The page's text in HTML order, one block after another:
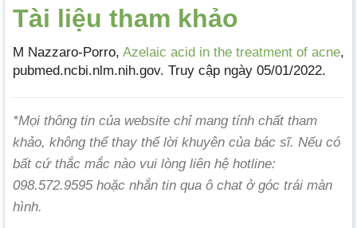
Tài liệu tham khảo
M Nazzaro-Porro, Azelaic acid in the treatment of acne,
pubmed.ncbi.nlm.nih.gov. Truy cập ngày 05/01/2022.
*Mọi thông tin của website chỉ mang tính chất tham
khảo, không thể thay thế lời khuyên của bác sĩ. Nếu có
bất cứ thắc mắc nào vui lòng liên hệ hotline:
098.572.9595 hoặc nhắn tin qua ô chat ở góc trái màn
hình.